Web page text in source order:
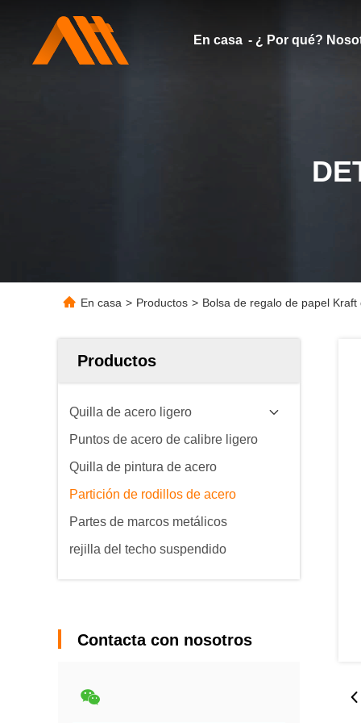
En casa - ¿ Por qué?
En casa > Productos > Bolsa de regalo de papel
Productos
Quilla de acero ligero
Puntos de acero de calibre ligero
Quilla de pintura de acero
Partición de rodillos de acero
Partes de marcos metálicos
rejilla del techo suspendido
Contacta con nosotros